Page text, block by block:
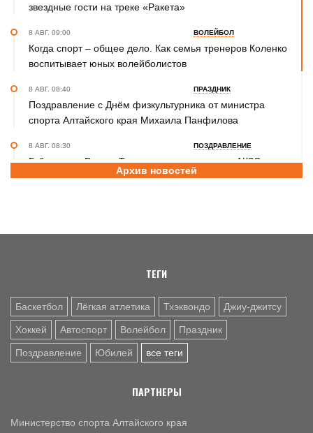
звездные гости на треке «Ракета»
8 АВГ. 09:00 ВОЛЕЙБОЛ
Когда спорт – общее дело. Как семья тренеров Коленко
воспитывает юных волейболистов
8 АВГ. 08:40 ПРАЗДНИК
Поздравление с Днём физкультурника от министра
спорта Алтайского края Михаила Панфилова
8 АВГ. 08:30 ПОЗДРАВЛЕНИЕ
Губернатор Виктор Томенко и председатель АКЗС
Александр Романенко поздравили жителей Алтайского
Поздравление с Днем физкультурника от министра
Архив новостей
ТЕГИ
Баскетбол Лёгкая атлетика Тхэквондо Джиу-джитсу
Хоккей Автоспорт Волейбол Праздник
Поздравление Юбилей все теги
ПАРТНЕРЫ
Министерство спорта Алтайского края